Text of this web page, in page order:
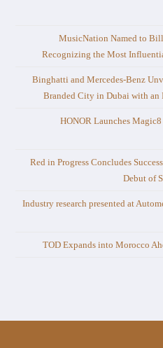
MusicNation Named to
Recognizing the Most
Binghatti and Mercedes-Benz
Branded City in Dubai with
HONOR Launches
Red in Progress Concludes
Debut of
Industry research presented at
TOD Expands into Morocco